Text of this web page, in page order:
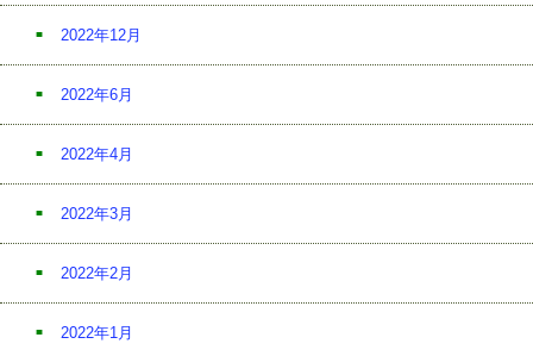
2022年12月
2022年6月
2022年4月
2022年3月
2022年2月
2022年1月